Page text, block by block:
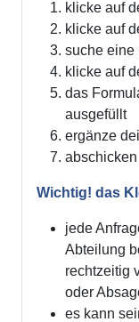
klicke auf
klicke auf
suche eine
klicke auf
das
ausgefüllt
ergänze
Wichtig! das
jede
Abteilung
rechtzeitig
oder
es kann